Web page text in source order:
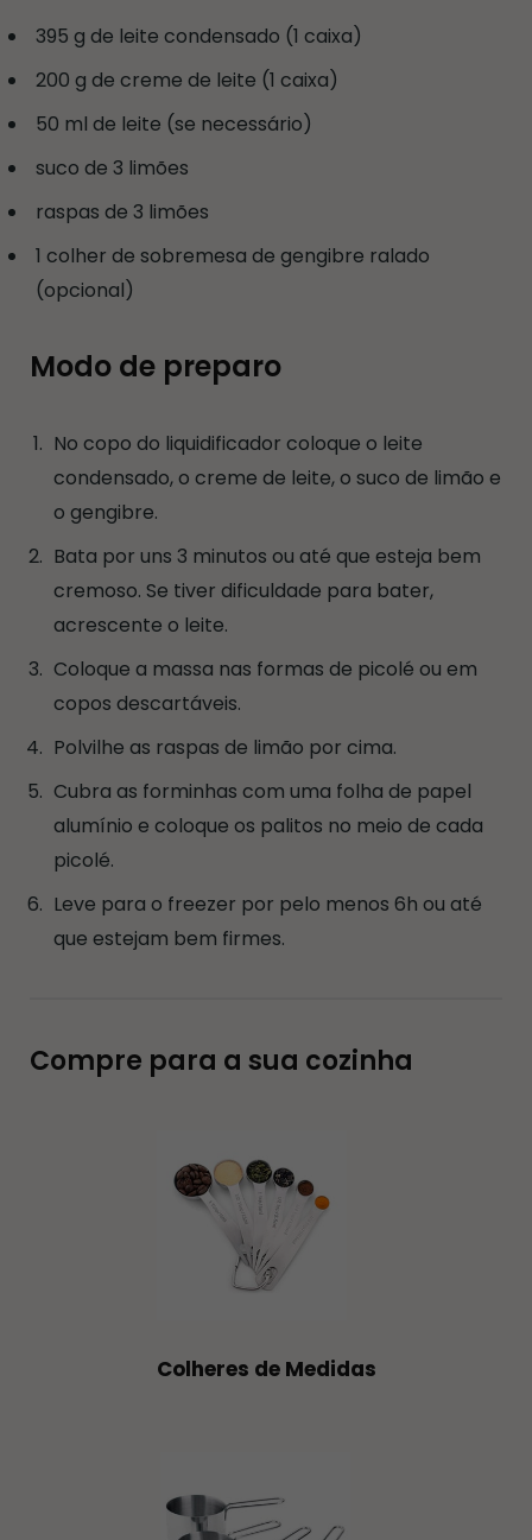
395 g de leite condensado (1 caixa)
200 g de creme de leite (1 caixa)
50 ml de leite (se necessário)
suco de 3 limões
raspas de 3 limões
1 colher de sobremesa de gengibre ralado
(opcional)
Modo de preparo
No copo do liquidificador coloque o leite
condensado, o creme de leite, o suco de limão e
o gengibre.
Bata por uns 3 minutos ou até que esteja bem
cremoso. Se tiver dificuldade para bater,
acrescente o leite.
Coloque a massa nas formas de picolé ou em
copos descartáveis.
Polvilhe as raspas de limão por cima.
Cubra as forminhas com uma folha de papel
alumínio e coloque os palitos no meio de cada
picolé.
Leve para o freezer por pelo menos 6h ou até
que estejam bem firmes.
Compre para a sua cozinha
Colheres de Medidas